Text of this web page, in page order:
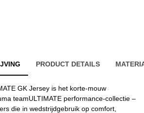
PRODUCT DETAILS
GK Jersey is het korte-mouw
teamULTIMATE performance-collectie –
die in wedstrijdgebruik op comfort,